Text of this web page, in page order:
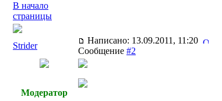
В начало
страницы
Strider
Написано: 13.09.2011, 11:20
Сообщение #2
Модератор